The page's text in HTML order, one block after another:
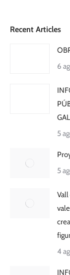
Recent Articles
6
5
5
4